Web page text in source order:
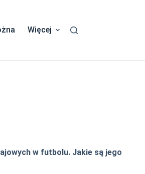
Więcej
w futbolu. Jakie są jego